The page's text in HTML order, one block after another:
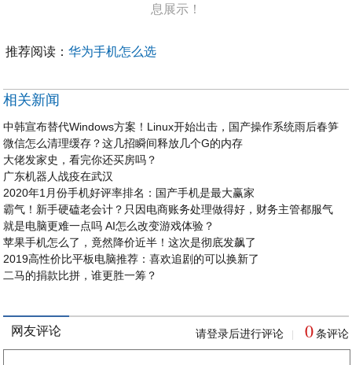
息展示！
推荐阅读：华为手机怎么选
相关新闻
中韩宣布替代Windows方案！Linux开始出击，国产操作系统雨后春笋
微信怎么清理缓存？这几招瞬间释放几个G的内存
大佬发家史，看完你还买房吗？
广东机器人战疫在武汉
2020年1月份手机好评率排名：国产手机是最大赢家
霸气！新手硬磕老会计？只因电商账务处理做得好，财务主管都服气
就是电脑更难一点吗 AI怎么改变游戏体验？
苹果手机怎么了，竟然降价近半！这次是彻底发飙了
2019高性价比平板电脑推荐：喜欢追剧的可以换新了
二马的捐款比拼，谁更胜一筹？
网友评论 请登录后进行评论 0 条评论